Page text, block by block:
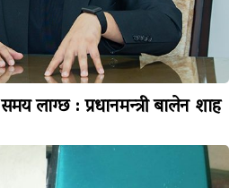
लाग्छ : प्रधानमन्त्री बालेन शाह